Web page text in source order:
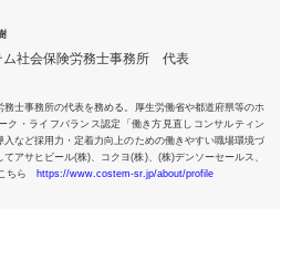
ム社会保険労務士事務所 代表
士事務所の代表を務める。厚生労働省や都道府県等のホ
ク・ライフバランス認定「働き方見直しコンサルティン
など採用力・定着力向上のための働きやすい職場環境づ
アサヒビール(株)、コクヨ(株)、(株)デンソーセールス、
ちら
https://www.costem-sr.jp/about/profile